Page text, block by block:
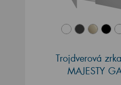
Trojdverová
MAJESTY